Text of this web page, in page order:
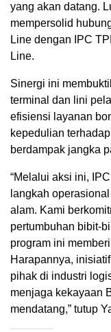
yang akan datang.
mempersolid
Line dengan IPC
Line.
Sinergi ini
terminal dan lini
efisiensi layanan
kepedulian
berdampak jangka
“Melalui aksi ini,
langkah
alam. Kami
pertumbuhan bibit-
program ini
Harapannya,
pihak di industri
menjaga kekayaan
mendatang,” tutup